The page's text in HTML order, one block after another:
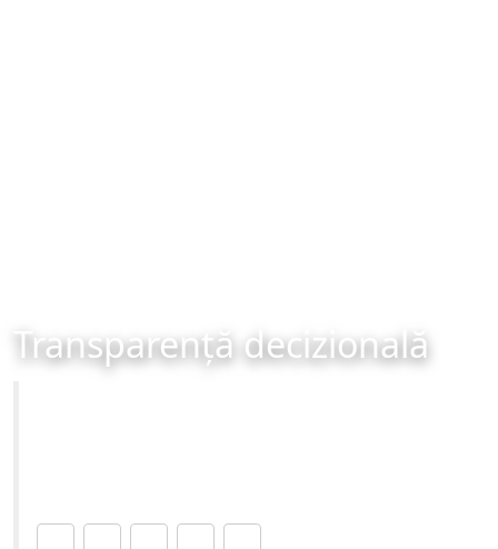
Transparență decizională